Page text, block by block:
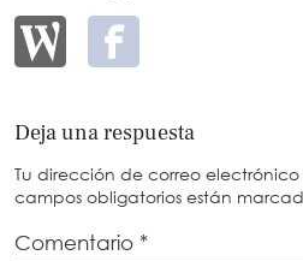
Deja una respuesta
Tu dirección de correo
campos obligatorios están
Comentario *